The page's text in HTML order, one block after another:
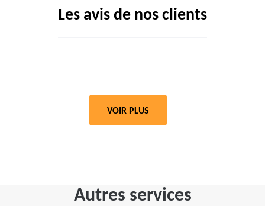
Les avis de nos clients
VOIR PLUS
Autres services